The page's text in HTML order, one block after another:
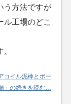
う方法ですが
ル工場のどこ
コイル泥棒とボー
」の続きを読む…